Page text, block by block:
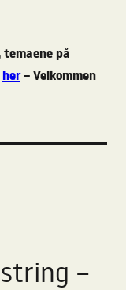
på
her– Velkommen
–